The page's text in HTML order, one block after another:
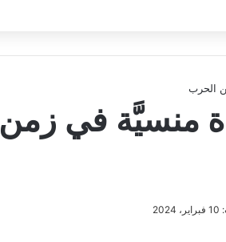
الحرب
منسيَّة في زمن